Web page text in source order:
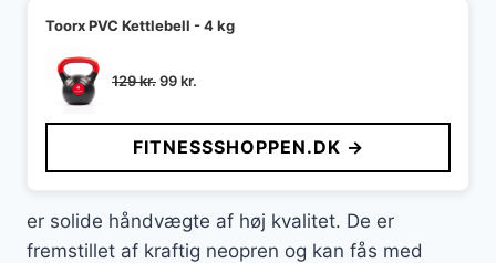
Toorx PVC Kettlebell - 4 kg
129kr.Den
pris
var:
129 kr..
99kr.
pris
er:
99 kr..
FITNESSSHOPPEN.DK →
er solide håndvægte af høj kvalitet. De er
fremstillet af kraftig neopren og kan fås med